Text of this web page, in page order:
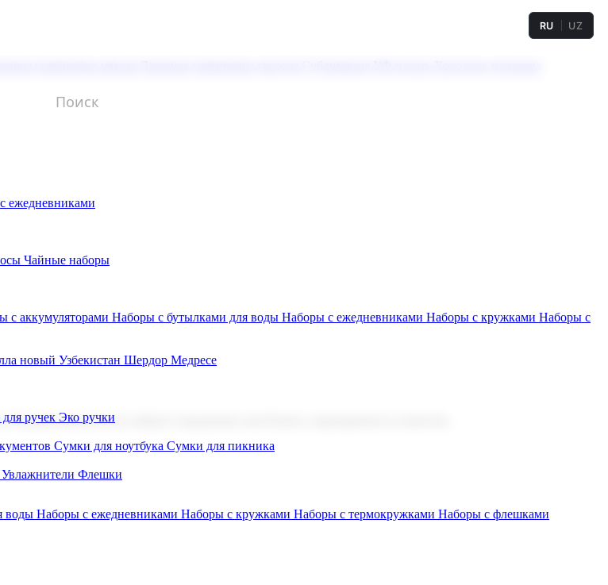
RU UZ
ежедневниками
Чайные наборы
с аккумуляторами Наборы с бутылками для воды Наборы с ежедневниками Наборы с кружками Наборы с
новый Узбекистан Шердор Медресе
ручек Эко ручки
Сумки для ноутбука Сумки для пикника
Увлажнители Флешки
нашем каталоге вы найдете продукцию для бизнеса, мероприятия и клиентов.
воды Наборы с ежедневниками Наборы с кружками Наборы с термокружками Наборы с флешками